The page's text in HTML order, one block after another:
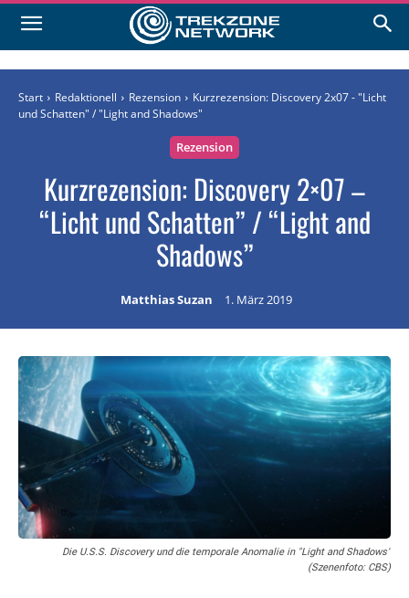
Start Redaktionell Rezension
Kurzrezension: Discovery 2x07 - "Licht
und Schatten" / "Light and Shadows"
Rezension
Kurzrezension: Discovery 2×07 –
“Licht und Schatten” / “Light and
Shadows”
Matthias Suzan 1. März 2019
Die U.S.S. Discovery und die temporale Anomalie in "Light and Shadows"
(Szenenfoto: CBS)